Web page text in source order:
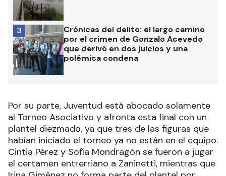
Crónicas del delito: el largo camino
por el crimen de Gonzalo Acevedo
que derivó en dos juicios y una
polémica condena
3
Por su parte, Juventud está abocado solamente
al Torneo Asociativo y afronta esta final con un
plantel diezmado, ya que tres de las figuras que
habían iniciado el torneo ya no están en el equipo.
Cintia Pérez y Sofía Mondragón se fueron a jugar
el certamen entrerriano a Zaninetti, mientras que